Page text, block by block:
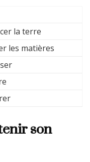
la terre
les matières
son